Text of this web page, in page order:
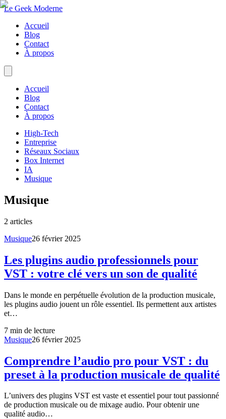
Le Geek Moderne
Accueil
Blog
Contact
À propos
Accueil
Blog
Contact
À propos
High-Tech
Entreprise
Réseaux Sociaux
Box Internet
IA
Musique
Musique
2 articles
Musique26 février 2025
Les plugins audio professionnels pour
VST : votre clé vers un son de qualité
Dans le monde en perpétuelle évolution de la production musicale,
les plugins audio jouent un rôle essentiel. Ils permettent aux artistes
et…
7 min de lecture
Musique26 février 2025
Comprendre l’audio pro pour VST : du
preset à la production musicale de qualité
L’univers des plugins VST est vaste et essentiel pour tout passionné
de production musicale ou de mixage audio. Pour obtenir une
qualité audio…